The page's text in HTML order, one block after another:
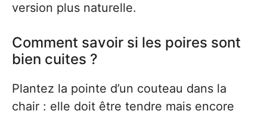
version plus naturelle.
Comment savoir si les poires sont
bien cuites ?
Plantez la pointe d’un couteau dans la
chair : elle doit être tendre mais encore